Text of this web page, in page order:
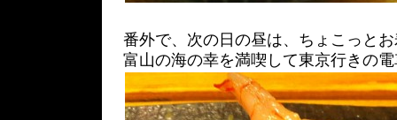
番外で、次の日の昼は、ちょこっと
富山の海の幸を満喫して東京行きの